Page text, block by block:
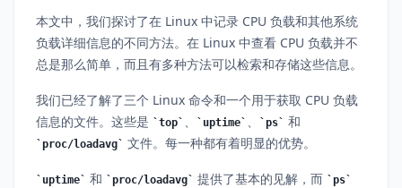
本文中，我们探讨了在 Linux 中记录 CPU 负载和其他系统
负载详细信息的不同方法。在 Linux 中查看 CPU 负载并不
总是那么简单，而且有多种方法可以检索和存储这些信息。
我们已经了解了三个 Linux 命令和一个用于获取 CPU 负载
信息的文件。这些是
top uptime ps 和
proc/loadavg 文件。每一种都有着明显的优势。
uptime 和 proc/loadavg 提供了基本的见解，而 ps